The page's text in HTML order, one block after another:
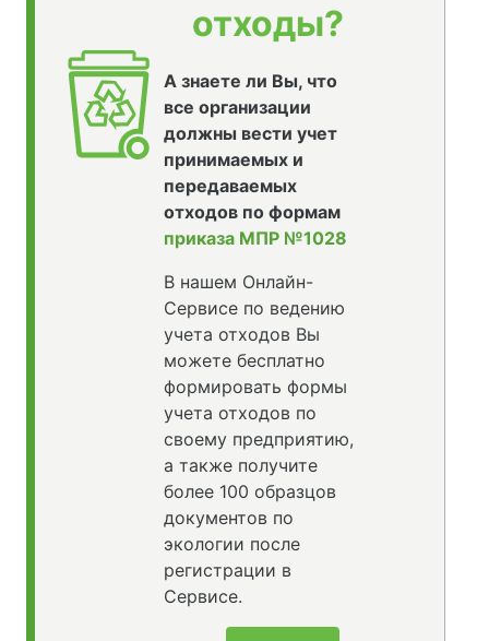
отходы?
А знаете ли Вы, что
все организации
должны вести учет
принимаемых и
передаваемых
отходов по формам
приказа МПР №1028
В нашем Онлайн-
Сервисе по ведению
учета отходов Вы
можете бесплатно
формировать формы
учета отходов по
своему предприятию,
а также получите
более 100 образцов
документов по
экологии после
регистрации в
Сервисе.